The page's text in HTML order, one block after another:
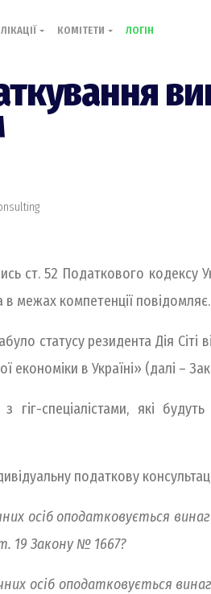
КОМІТЕТИ ЛОГІН
ст. 52 Податкового кодексу
межах компетенції повідомляє.
статусу резидента Дія
в Україні» (далі –
гіг-спеціалістами, які
податкову
осіб оподатковується
19 Закону № 1667?
осіб оподатковується